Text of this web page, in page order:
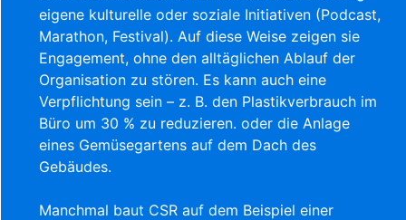
eigene kulturelle oder soziale Initiativen (Podcast,
Marathon, Festival). Auf diese Weise zeigen sie
Engagement, ohne den alltäglichen Ablauf der
Organisation zu stören. Es kann auch eine
Verpflichtung sein – z. B. den Plastikverbrauch im
Büro um 30 % zu reduzieren. oder die Anlage
eines Gemüsegartens auf dem Dach des
Gebäudes.
Manchmal baut CSR auf dem Beispiel einer